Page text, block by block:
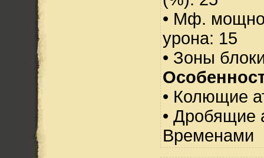
• Мф.
урона: 15
• Зоны
• Колющие
• Дробящие
Временами